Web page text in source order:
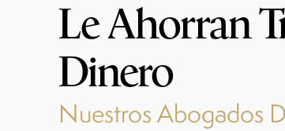
Le Ahorran
Dinero
Nuestros Abogados